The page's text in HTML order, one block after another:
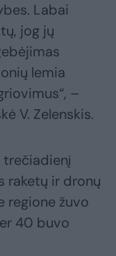
Labai
jog jų
lemia
–
V. Zelenskis.
raketų ir dronų
regione žuvo
40 buvo